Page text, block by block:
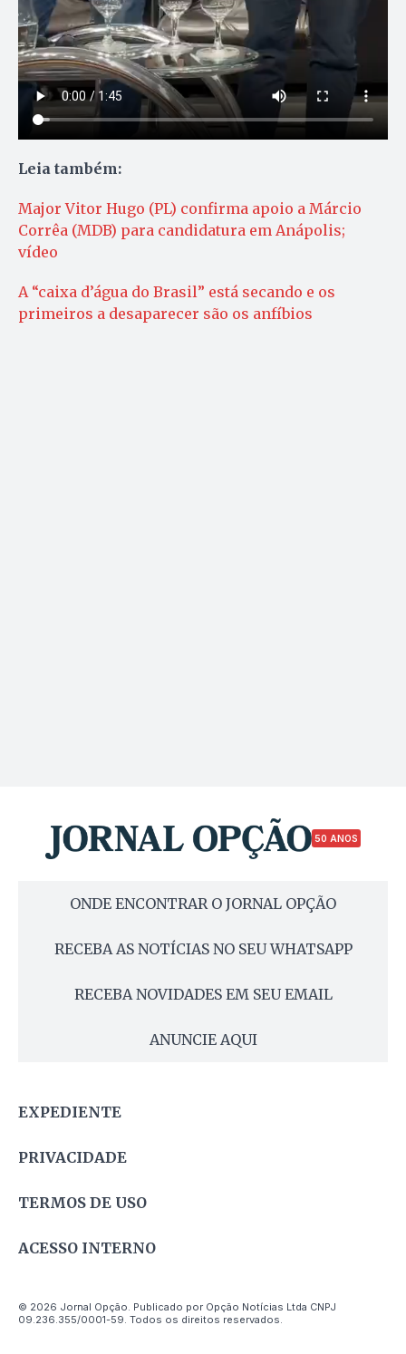
Leia também:
Major Vitor Hugo (PL) confirma apoio a Márcio
Corrêa (MDB) para candidatura em Anápolis;
vídeo
A “caixa d’água do Brasil” está secando e os
primeiros a desaparecer são os anfíbios
50 ANOS
ONDE ENCONTRAR O JORNAL OPÇÃO
RECEBA AS NOTÍCIAS NO SEU WHATSAPP
RECEBA NOVIDADES EM SEU EMAIL
ANUNCIE AQUI
EXPEDIENTE
PRIVACIDADE
TERMOS DE USO
ACESSO INTERNO
© 2026 Jornal Opção. Publicado por Opção Notícias Ltda CNPJ
09.236.355/0001-59. Todos os direitos reservados.